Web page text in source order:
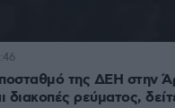
της ΔΕΗ στην
διακοπές ρεύματος,